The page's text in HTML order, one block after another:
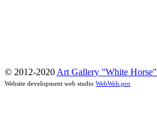
© 2012-2020Art Gallery "White Horse"
Website development web studio WebWeb.pro